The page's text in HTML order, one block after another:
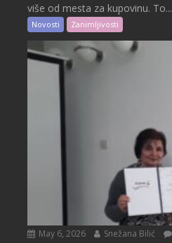
više od mesta za kupovinu. To...
Novosti Zanimljivosti
May 6, 2026 Snežana Bilić